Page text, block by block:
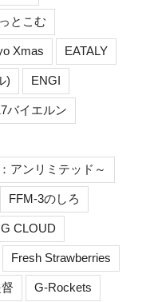
とこむ
Xmas EATALY
) ENGI
バイエルン
アンリミテッド～
FFM-3のしろ
CLOUD
Fresh Strawberries
G-Rockets